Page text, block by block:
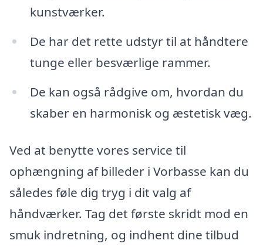
kunstværker.
De har det rette udstyr til at håndtere
tunge eller besværlige rammer.
De kan også rådgive om, hvordan du
skaber en harmonisk og æstetisk væg.
Ved at benytte vores service til
ophængning af billeder i Vorbasse kan du
således føle dig tryg i dit valg af
håndværker. Tag det første skridt mod en
smuk indretning, og indhent dine tilbud